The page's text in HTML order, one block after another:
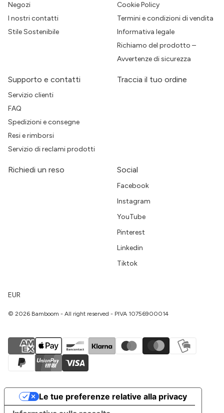
Negozi
I nostri contatti
Stile Sostenibile
Cookie Policy
Termini e condizioni di vendita
Informativa legale
Richiamo del prodotto –
Avvertenze di sicurezza
Supporto e contatti
Servizio clienti
FAQ
Spedizioni e consegne
Resi e rimborsi
Servizio di reclami prodotti
Traccia il tuo ordine
Richiedi un reso Social
Facebook
Instagram
YouTube
Pinterest
Linkedin
Tiktok
EUR
© 2026 Bamboom - All right reserved - PIVA 10756900014
Le tue preferenze relative alla privacy